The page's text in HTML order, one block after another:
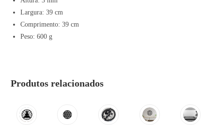
Largura: 39 cm
Comprimento: 39 cm
Peso: 600 g
Produtos relacionados